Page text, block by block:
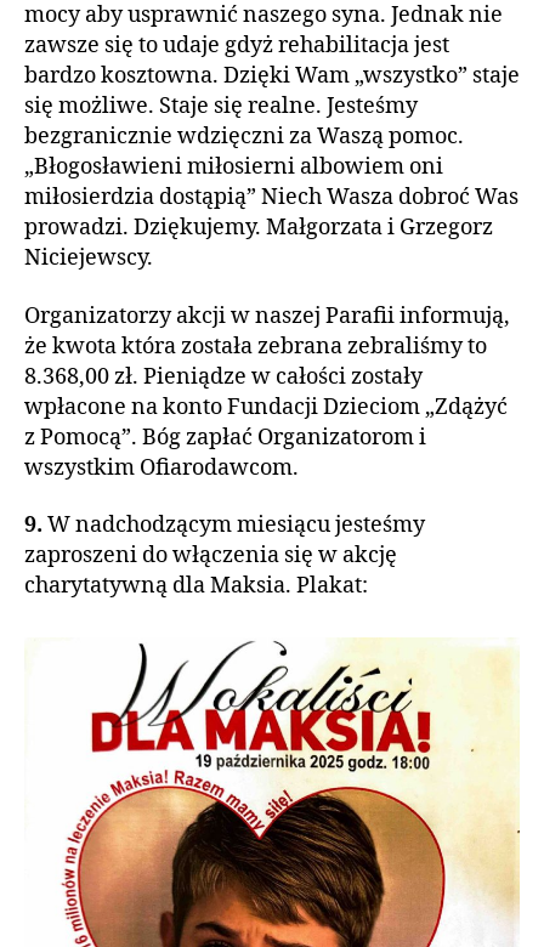
mocy aby usprawnić naszego syna. Jednak nie
zawsze się to udaje gdyż rehabilitacja jest
bardzo kosztowna. Dzięki Wam „wszystko” staje
się możliwe. Staje się realne. Jesteśmy
bezgranicznie wdzięczni za Waszą pomoc.
„Błogosławieni miłosierni albowiem oni
miłosierdzia dostąpią” Niech Wasza dobroć Was
prowadzi. Dziękujemy. Małgorzata i Grzegorz
Niciejewscy.
Organizatorzy akcji w naszej Parafii informują,
że kwota która została zebrana zebraliśmy to
8.368,00 zł. Pieniądze w całości zostały
wpłacone na konto Fundacji Dzieciom „Zdążyć
z Pomocą”. Bóg zapłać Organizatorom i
wszystkim Ofiarodawcom.
9. W nadchodzącym miesiącu jesteśmy
zaproszeni do włączenia się w akcję
charytatywną dla Maksia. Plakat: